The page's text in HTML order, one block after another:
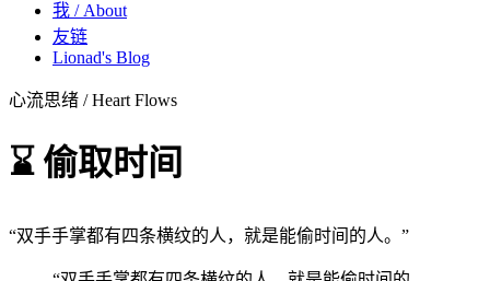
我 / About
友链
Lionad's Blog
心流思绪 / Heart Flows
⌛ 偷取时间
“双手手掌都有四条横纹的人，就是能偷时间的人。”